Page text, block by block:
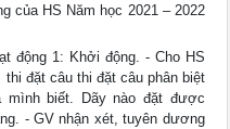
của HS Năm học 2021 – 2022
động 1: Khởi động. - Cho HS
đặt câu thi đặt câu phân biệt
mình biết. Dãy nào đặt được
- GV nhận xét, tuyên dương